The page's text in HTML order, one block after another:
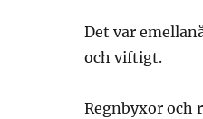
Det var
och viftigt.
Regnbyxor och